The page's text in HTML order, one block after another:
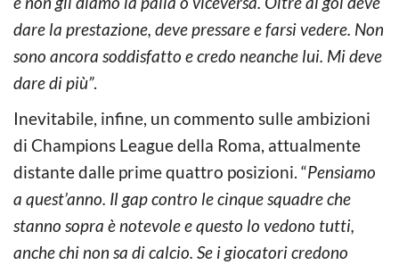
dare la prestazione, deve pressare e farsi vedere. Non
sono ancora soddisfatto e credo neanche lui. Mi deve
dare di più”.
Inevitabile, infine, un commento sulle ambizioni
di Champions League della Roma, attualmente
distante dalle prime quattro posizioni. “Pensiamo
a quest’anno. Il gap contro le cinque squadre che
stanno sopra è notevole e questo lo vedono tutti,
anche chi non sa di calcio. Se i giocatori credono